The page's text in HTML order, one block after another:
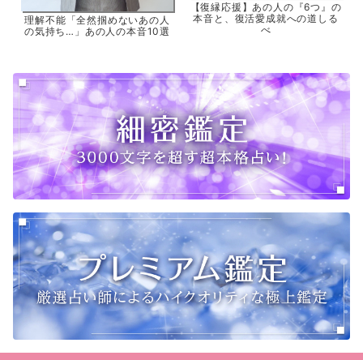
理解不能「全然掴めないあの人
の気持ち…」あの人の本音10選
【復縁応援】あの人の『6つ』の
本音と、復活愛成就への道しる
べ